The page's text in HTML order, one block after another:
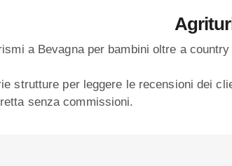
a Bevagna per bambini oltre a
strutture per leggere le recensioni dei
senza commissioni.